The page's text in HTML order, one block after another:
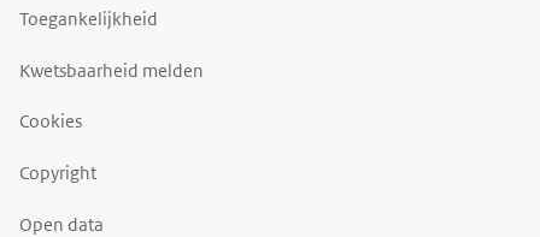
Toegankelijkheid
Kwetsbaarheid melden
Cookies
Copyright
Open data